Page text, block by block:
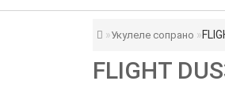
Укулеле сопрано
FLIGHT